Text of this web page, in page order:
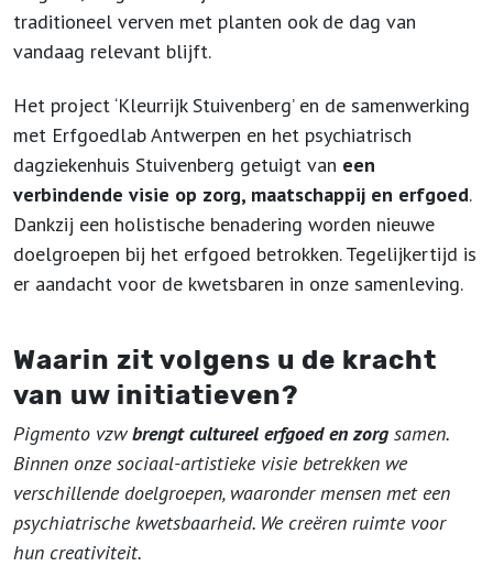
traditioneel verven met planten ook de dag van
vandaag relevant blijft.
Het project ‘Kleurrijk Stuivenberg’ en de samenwerking
met Erfgoedlab Antwerpen en het psychiatrisch
dagziekenhuis Stuivenberg getuigt van een
verbindende visie op zorg, maatschappij en erfgoed.
Dankzij een holistische benadering worden nieuwe
doelgroepen bij het erfgoed betrokken. Tegelijkertijd is
er aandacht voor de kwetsbaren in onze samenleving.
Waarin zit volgens u de kracht
van uw initiatieven?
Pigmento vzwbrengt cultureel erfgoed en zorg samen.
Binnen onze sociaal-artistieke visie betrekken we
verschillende doelgroepen, waaronder mensen met een
psychiatrische kwetsbaarheid. We creëren ruimte voor
hun creativiteit.